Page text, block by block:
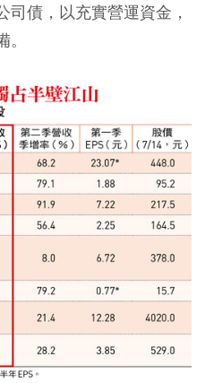
債，以充實營運資金，